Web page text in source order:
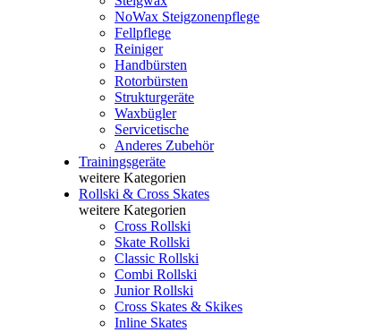
NoWax Steigzonenpflege
Fellpflege
Reiniger
Handbürsten
Rotorbürsten
Strukturgeräte
Waxbügler
Servicetische
Anderes Zubehör
Trainingsgeräte
weitere Kategorien
Rollski & Cross Skates
weitere Kategorien
Cross Rollski
Skate Rollski
Classic Rollski
Combi Rollski
Junior Rollski
Cross Skates & Skikes
Inline Skates